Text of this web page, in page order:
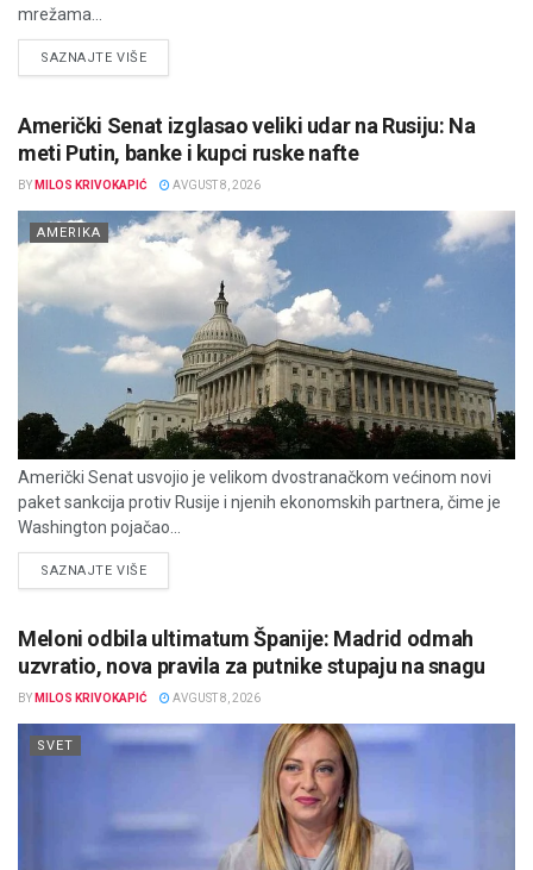
mrežama...
SAZNAJTE VIŠEDETAILS
Američki Senat izglasao veliki udar na Rusiju: Na
meti Putin, banke i kupci ruske nafte
BY MILOS KRIVOKAPIĆ AVGUST 8, 2026
AMERIKA
Američki Senat usvojio je velikom dvostranačkom većinom novi
paket sankcija protiv Rusije i njenih ekonomskih partnera, čime je
Washington pojačao...
SAZNAJTE VIŠEDETAILS
Meloni odbila ultimatum Španije: Madrid odmah
uzvratio, nova pravila za putnike stupaju na snagu
BY MILOS KRIVOKAPIĆ AVGUST 8, 2026
SVET